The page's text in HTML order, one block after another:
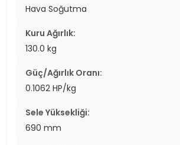
Hava Soğutma
Kuru Ağırlık:
130.0 kg
Güç/Ağırlık Oranı:
0.1062 HP/kg
Sele Yüksekliği:
690 mm